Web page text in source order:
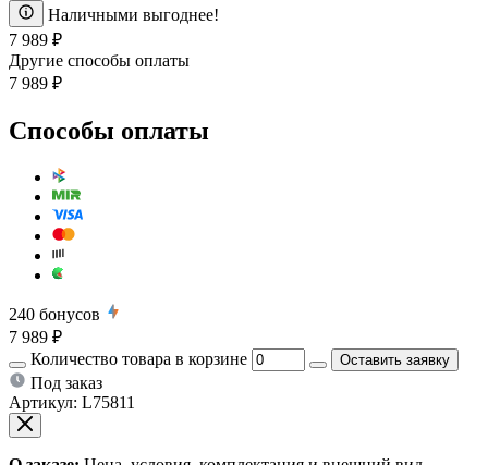
Наличными выгоднее!
7 989 ₽
Другие способы оплаты
7 989 ₽
Способы оплаты
240 бонусов
7 989 ₽
Количество товара в корзине
Оставить заявку
Под заказ
Артикул: L75811